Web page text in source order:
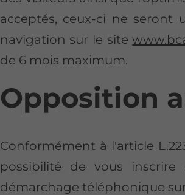
acceptés, ceux-ci ne seront
navigation sur le site
de 6 mois maximum.
Opposition
Conformément à l'article
possibilité de vous
démarchage téléphonique